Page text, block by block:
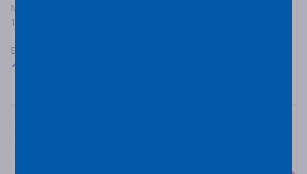
MICHELIN
110/80R18 MICHELIN ANAKEE ADVENTURE 2 58V F TL/TT
ΕΛΑΣΤΙΚΑ ΜΟΤΟΣΥΚΛΕΤΑΣ ΔΡΟΜΟΥ/ΕΚΤΟΣ ΔΡΟΜΟΥ
155,00